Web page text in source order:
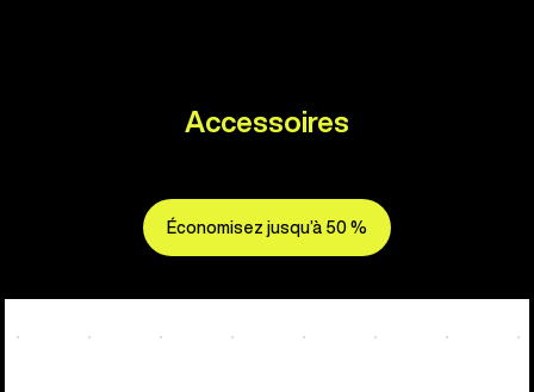
Accessoires
Économisez jusqu’à 50 %